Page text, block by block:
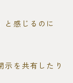
と感じるのに
示を共有したり